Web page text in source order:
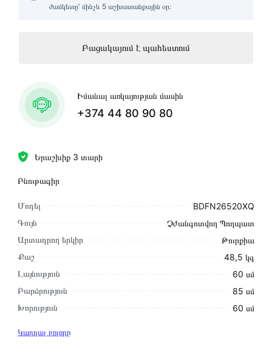
Երաշխիք 3 տարի
Բնութագիր
Մոդել
BDFN26520XQ
Գույն
Չժանգոտվող Պողպատ
Արտադրող երկիր
Թուրքիա
Քաշ
48,5 կգ
Լայնություն
60 սմ
Բարձրություն
85 սմ
Խորություն
60 սմ
Կարդալ բոլորը
ժամկետը՝ մինչև 5 աշխատանքային օր։
Բացակայում է պահեստում
Իմանալ առկայության մասին
+374 44 80 90 80